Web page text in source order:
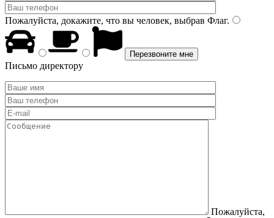
Пожалуйста, докажите, что вы человек, выбрав Флаг.
Письмо директору
Пожалуйста,